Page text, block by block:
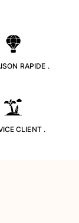
RAPIDE .
CLIENT .